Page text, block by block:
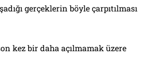
gerçeklerin böyle çarpıtılması
kez bir daha açılmamak üzere